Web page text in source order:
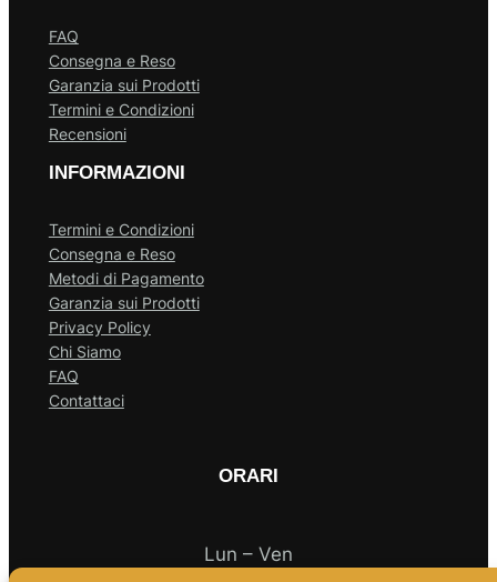
FAQ
Consegna e Reso
Garanzia sui Prodotti
Termini e Condizioni
Recensioni
INFORMAZIONI
Termini e Condizioni
Consegna e Reso
Metodi di Pagamento
Garanzia sui Prodotti
Privacy Policy
Chi Siamo
FAQ
Contattaci
ORARI
Lun – Ven